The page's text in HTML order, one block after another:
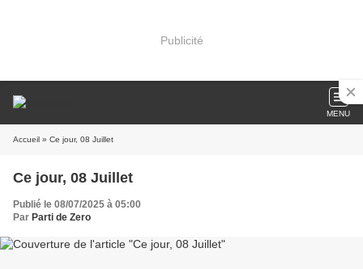
Publicité
MENU
Accueil » Ce jour, 08 Juillet
Ce jour, 08 Juillet
Publié le 08/07/2025 à 05:00
Par Parti de Zero